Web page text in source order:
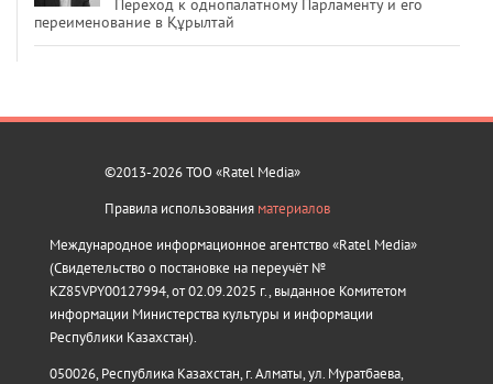
Переход к однопалатному Парламенту и его
переименование в Құрылтай
©2013-2026 ТОО «Ratel Media»
Правила использования материалов
Международное информационное агентство «Ratel Media»
(Свидетельство о постановке на переучёт №
KZ85VPY00127994, от 02.09.2025 г., выданное Комитетом
информации Министерства культуры и информации
Республики Казахстан).
050026, Республика Казахстан, г. Алматы, ул. Муратбаева,